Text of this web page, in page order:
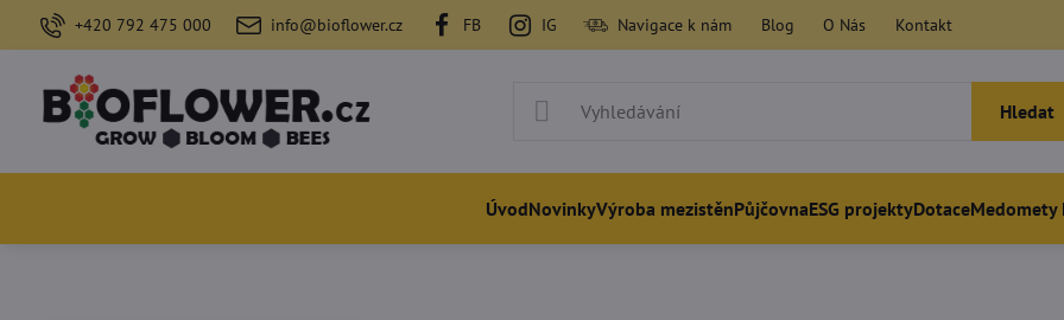
+420 792 475 000 info@bioflower.cz FB IG Navigace k nám Blog O Nás Kontakt
Hledat
ÚvodNovinkyVýroba mezistěnPůjčovnaESG projektyDotaceMedomety